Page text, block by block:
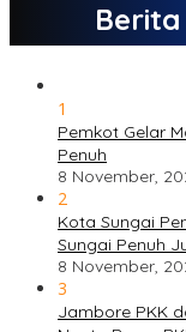
Berita
1
Pemkot Gelar
Penuh
8 November,
2
Kota Sungai
Sungai Penuh
8 November,
3
Jambore PKK